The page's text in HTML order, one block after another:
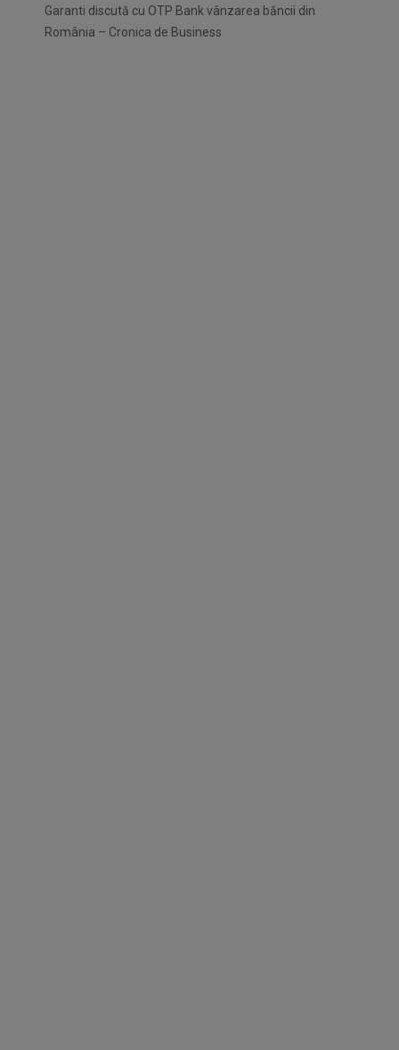
Garanti discută cu OTP Bank vânzarea băncii din
România – Cronica de Business